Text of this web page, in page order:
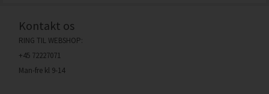
Kontakt os
RING TIL WEBSHOP:
+45 72227071
Man-fre kl 9-14